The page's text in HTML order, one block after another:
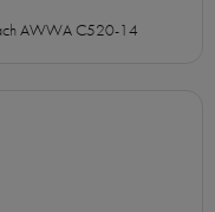
AWWA C520-14